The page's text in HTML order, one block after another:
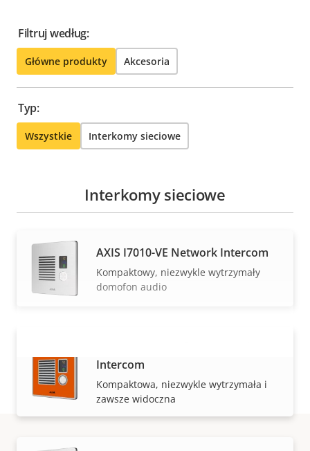
Filtruj według:
Główne produkty Akcesoria
Typ:
Wszystkie Interkomy sieciowe
WYŚWIETL WIĘCEJ
Interkomy sieciowe
AXIS I7010-VE Network Intercom
Kompaktowy, niezwykle wytrzymały
domofon audio
Intercom
Kompaktowa, niezwykle wytrzymała i
zawsze widoczna